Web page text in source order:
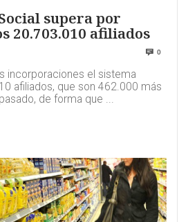
supera por
20.703.010 afiliados
0
incorporaciones el sistema
afiliados, que son 462.000 más
de forma que ...